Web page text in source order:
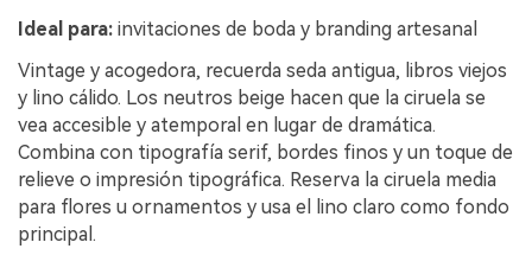
Ideal para: invitaciones de boda y branding artesanal
Vintage y acogedora, recuerda seda antigua, libros viejos
y lino cálido. Los neutros beige hacen que la ciruela se
vea accesible y atemporal en lugar de dramática.
Combina con tipografía serif, bordes finos y un toque de
relieve o impresión tipográfica. Reserva la ciruela media
para flores u ornamentos y usa el lino claro como fondo
principal.